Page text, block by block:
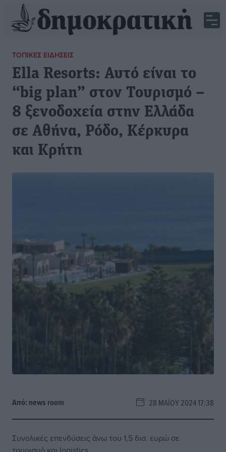
ΤΟΠΙΚΈΣ ΕΙΔΉΣΕΙΣ
Ella Resorts: Αυτό είναι το
“big plan” στον Τουρισμό –
8 ξενοδοχεία στην Ελλάδα
σε Αθήνα, Ρόδο, Κέρκυρα
και Κρήτη
Από: news room 28 ΜΑΪ́ΟΥ 2024 17:38
Συνολικές επενδύσεις άνω του 1,5 δισ. ευρώ σε